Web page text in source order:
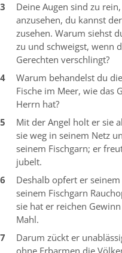
Deine Augen sind zu
anzusehen, du kannst
zusehen. Warum siehst
zu und schweigst, wenn
Gerechten verschlingt?
Warum behandelst du
Fische im Meer, wie das
Herrn hat?
Mit der Angel holt er sie
sie weg in seinem Netz
seinem Fischgarn; er
jubelt.
Deshalb opfert er
seinem Fischgarn
sie hat er reichen
Mahl.
Darum zückt er